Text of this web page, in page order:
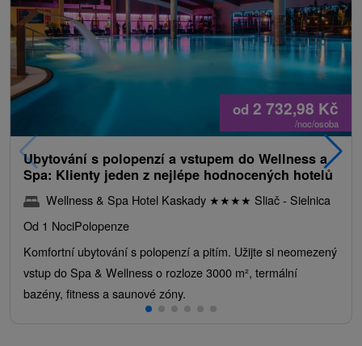
od 2 732,98 Kč
/noc/osoba
Ubytování s polopenzí a vstupem do Wellness a
Spa: Klienty jeden z nejlépe hodnocených hotelů
Wellness & Spa Hotel Kaskady ★★★★ Sliač - Sielnica
Od 1 NociPolopenze
Komfortní ubytování s polopenzí a pitím. Užijte si neomezený
vstup do Spa & Wellness o rozloze 3000 m², termální
bazény, fitness a saunové zóny.